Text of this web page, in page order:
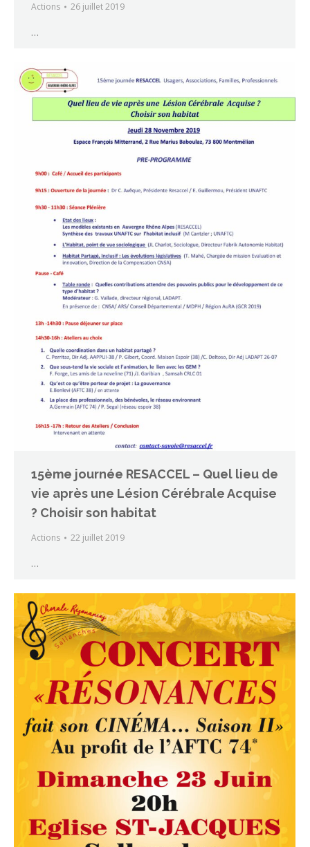
Actions 26 juillet 2019
…
15ème journée RESACCEL – Quel lieu de
vie après une Lésion Cérébrale Acquise
? Choisir son habitat
Actions 22 juillet 2019
…